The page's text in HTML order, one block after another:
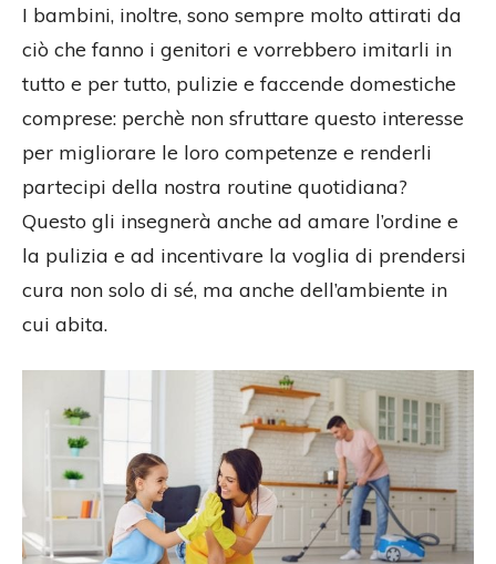
I bambini, inoltre, sono sempre molto attirati da
ciò che fanno i genitori e vorrebbero imitarli in
tutto e per tutto, pulizie e faccende domestiche
comprese: perchè non sfruttare questo interesse
per migliorare le loro competenze e renderli
partecipi della nostra routine quotidiana?
Questo gli insegnerà anche ad amare l’ordine e
la pulizia e ad incentivare la voglia di prendersi
cura non solo di sé, ma anche dell’ambiente in
cui abita.